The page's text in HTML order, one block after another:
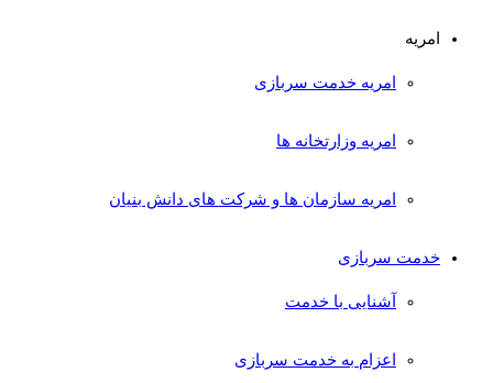
امریه
امریه خدمت سربازی
امریه وزارتخانه ها
امریه سازمان ها و شرکت های دانش بنیان
خدمت سربازی
آشنایی با خدمت
اعزام به خدمت سربازی